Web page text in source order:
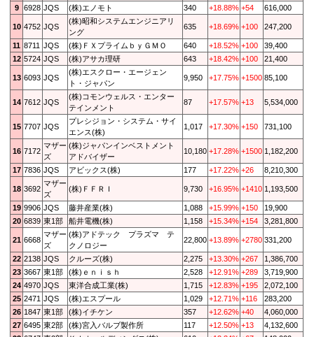
9 6928 JQS (株)エノモト 340 +18.88% +54 616,000
10 4752 JQS
(株)昭和システムエンジニアリ
ング
635 +18.69% +100 247,200
11 8711 JQS (株)ＦＸプライムｂｙＧＭＯ 640 +18.52% +100
39,400
12 5724 JQS (株)アサカ理研 643 +18.42% +100 21,400
13 6093 JQS
(株)エスクロー・エージェン
ト・ジャパン
9,950 +17.75% +1500 85,100
14 7612 JQS
(株)コモンウェルス・エンター
テインメント
87 +17.57% +13 5,534,000
15 7707 JQS
プレシジョン・システム・サイ
エンス(株)
1,017 +17.30% +150 731,100
16 7172
マザー
ズ
(株)ジャパンインベストメント
アドバイザー
10,180 +17.28% +1500 1,182,200
17 7836 JQS アビックス(株) 177 +17.22% +26 8,210,300
18 3692
マザー
ズ
(株)ＦＦＲＩ 9,730 +16.95% +1410 1,193,500
19 9906 JQS 藤井産業(株) 1,088 +15.99% +150
19,900
20 6839 東1部 船井電機(株) 1,158 +15.34% +154 3,281,800
21 6668
マザー
ズ
(株)アドテック プラズマ テ
クノロジー
22,800 +13.89% +2780 331,200
22 2138 JQS クルーズ(株) 2,275 +13.30% +267
1,386,700
23 3667 東1部 (株)ｅｎｉｓｈ 2,528 +12.91% +289
3,719,900
24 4970 JQS 東洋合成工業(株) 1,715 +12.83% +195
2,072,100
25 2471 JQS (株)エスプール 1,029 +12.71% +116
283,200
26 1847 東1部 (株)イチケン 357 +12.62% +40
4,060,000
27 6495 東2部 (株)宮入バルブ製作所 117 +12.50% +13
4,132,600